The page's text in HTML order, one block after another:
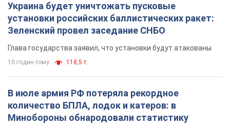
Украина будет уничтожать пусковые
установки российских баллистических ракет:
Зеленский провел заседание СНБО
Глава государства заявил, что установки будут атакованы
10 годин тому 118,5 т.
В июле армия РФ потеряла рекордное
количество БПЛА, лодок и катеров: в
Минобороны обнародовали статистику